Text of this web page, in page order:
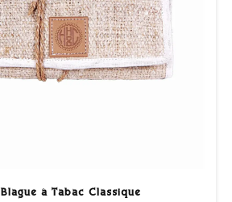
Blague à Tabac Classique